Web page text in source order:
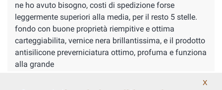
ne ho avuto bisogno, costi di spedizione forse
leggermente superiori alla media, per il resto 5 stelle.
fondo con buone proprietà riempitive e ottima
carteggiabilita, vernice nera brillantissima, e il prodotto
antisilicone preverniciatura ottimo, profuma e funziona
alla grande
X